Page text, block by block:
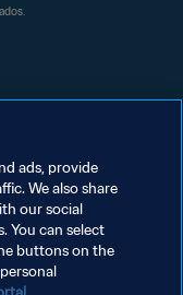
ads, provide
We also share
our social
You can select
buttons on the